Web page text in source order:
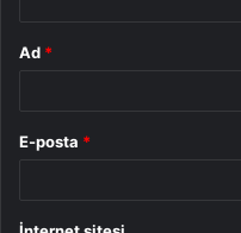
Ad *
E-posta *